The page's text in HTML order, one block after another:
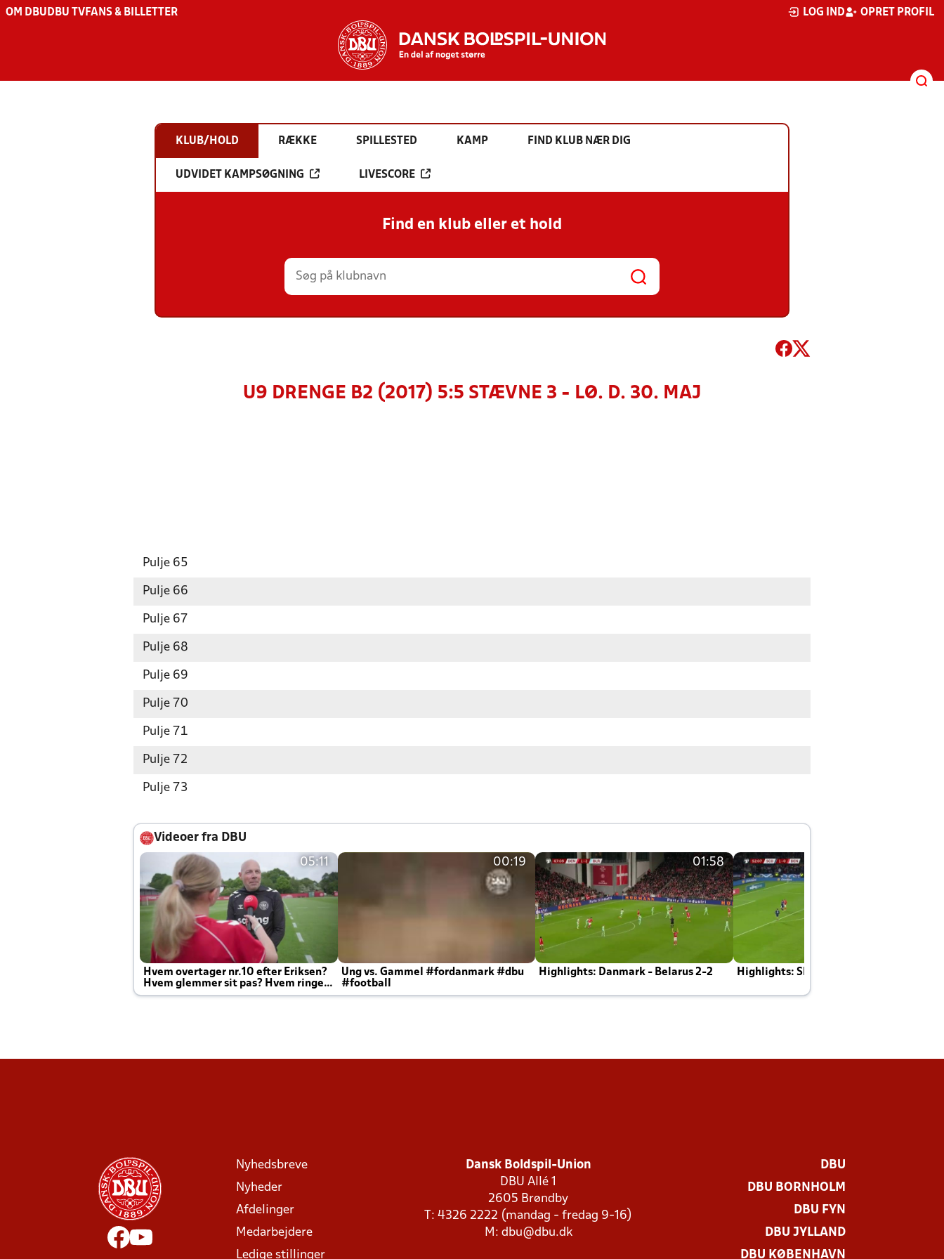
OM DBU DBU TV FANS & BILLETTER LOG IND OPRET PROFIL
KLUB/HOLD RÆKKE SPILLESTED KAMP FIND KLUB NÆR DIG
UDVIDET KAMPSØGNING LIVESCORE
Find en klub eller et hold
U9 DRENGE B2 (2017) 5:5 STÆVNE 3 - LØ. D. 30. MAJ
Pulje 65
Pulje 66
Pulje 67
Pulje 68
Pulje 69
Pulje 70
Pulje 71
Pulje 72
Pulje 73
Videoer fra DBU
05:11
Hvem overtager nr.10 efter Eriksen?
Hvem glemmer sit pas? Hvem ringer
Joachim altid til efter kampe?
00:19
Ung vs. Gammel #fordanmark #dbu
#football
01:58
Highlights: Danmark - Belarus 2-2 Highlights: Skotland - Danmark 4-2
Nyhedsbreve
Nyheder
Afdelinger
Medarbejdere
Ledige stillinger
Dansk Boldspil-Union
DBU Allé 1
2605 Brøndby
T: 4326 2222 (mandag - fredag 9-16)
M: dbu@dbu.dk
DBU
DBU BORNHOLM
DBU FYN
DBU JYLLAND
DBU KØBENHAVN